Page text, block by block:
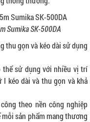
Sumika SK-500DA
thu gọn và kéo dài sử dụng
thể sử dụng với nhiều vị trí
I kéo dài và thu gọn và khả
theo nền công nghiệp
sản phẩm mang thương